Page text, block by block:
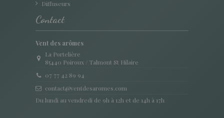
Diffuseurs
Contact
Vent des arômes
La Portelière
85440 Poiroux / Talmont St Hilaire
07 77 42 89 94
contact@ventdesaromes.com
Du lundi au vendredi de 9h à 12h et de 14h à 17h